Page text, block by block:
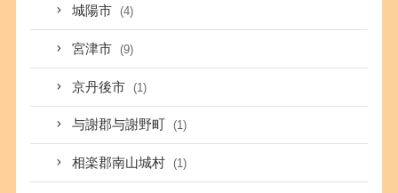
城陽市 (4)
宮津市 (9)
京丹後市 (1)
与謝郡与謝野町 (1)
相楽郡南山城村 (1)